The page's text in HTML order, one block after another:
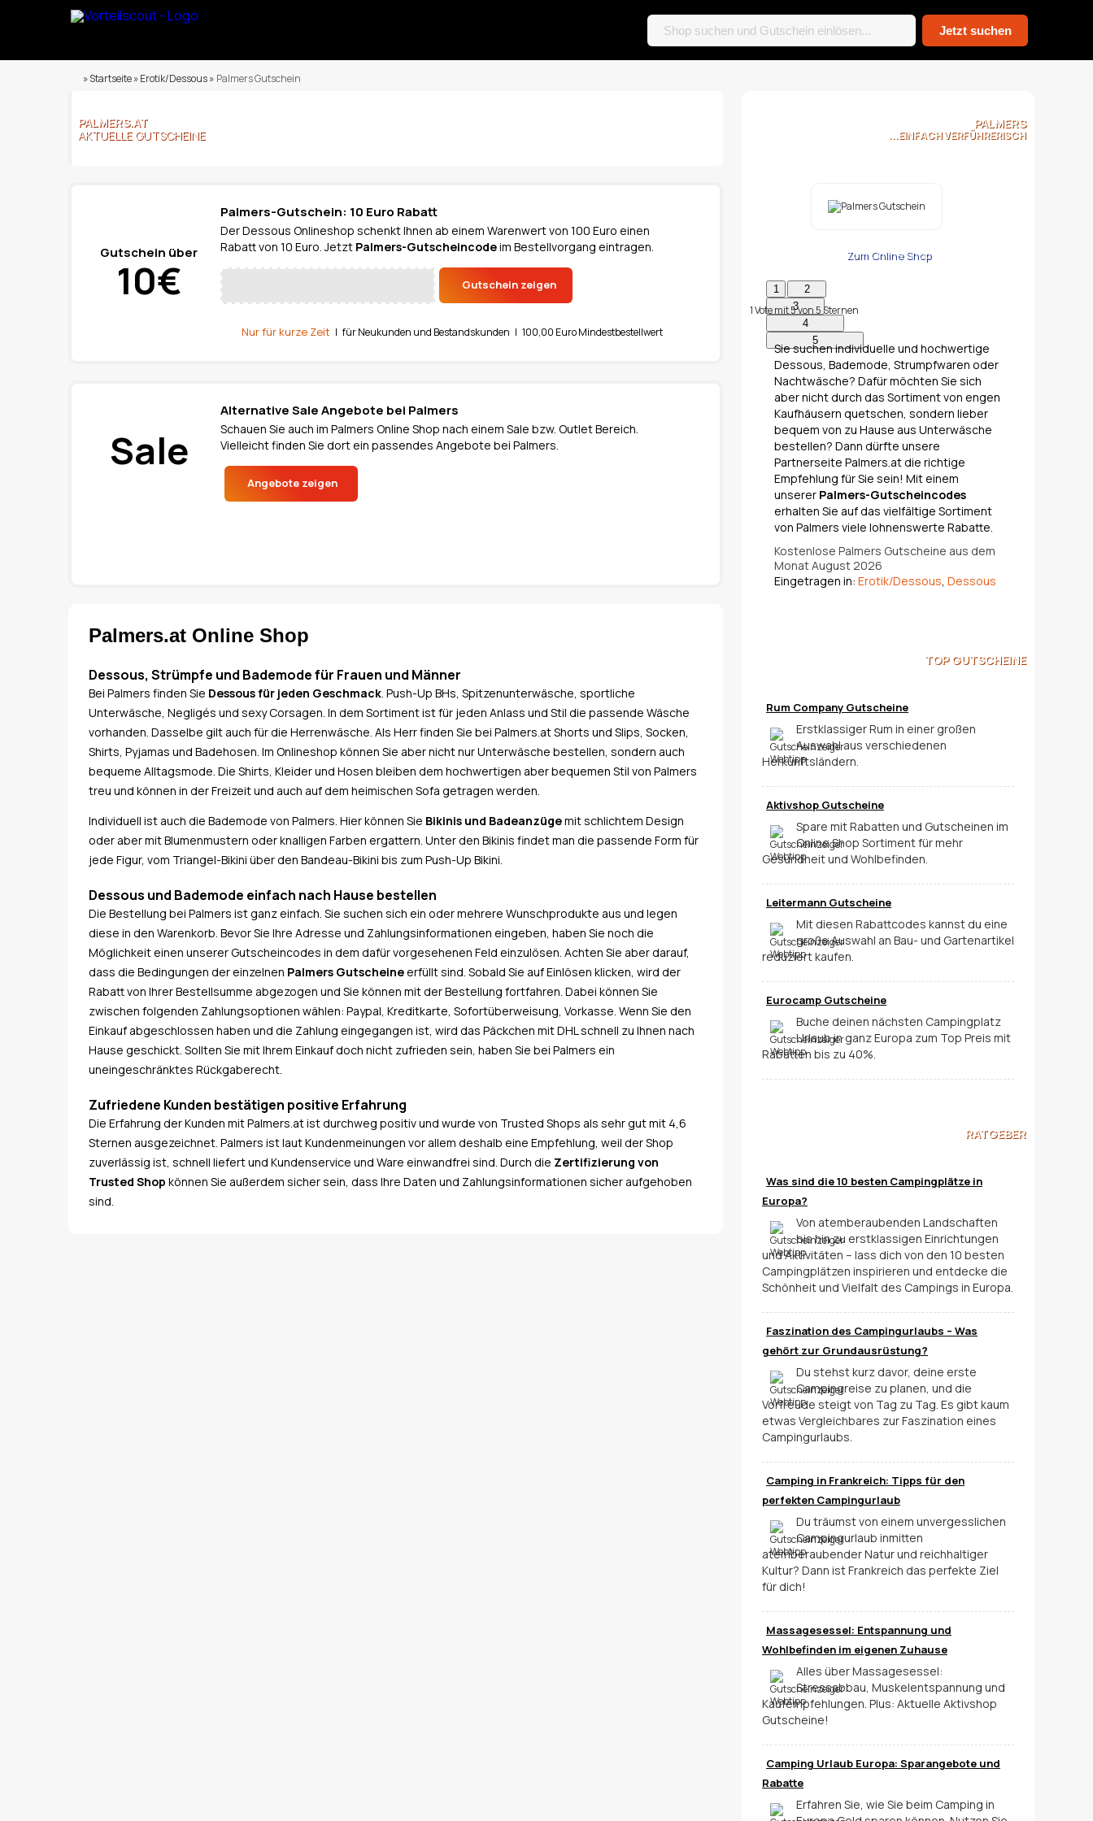
» Startseite » Erotik/Dessous » Palmers Gutschein
PALMERS.AT
AKTUELLE GUTSCHEINE
Gutschein über
10€
Palmers-Gutschein: 10 Euro Rabatt
Der Dessous Onlineshop schenkt Ihnen ab einem Warenwert von 100 Euro einen
Rabatt von 10 Euro. Jetzt Palmers-Gutscheincodeim Bestellvorgang eintragen.
Gutschein zeigen
Nur für kurze Zeit | für Neukunden und Bestandskunden | 100,00 Euro Mindestbestellwert
Sale
Alternative Sale Angebote bei Palmers
Schauen Sie auch im Palmers Online Shop nach einem Sale bzw. Outlet Bereich.
Vielleicht finden Sie dort ein passendes Angebote bei Palmers.
Angebote zeigen
Palmers.at Online Shop
Dessous, Strümpfe und Bademode für Frauen und Männer
Bei Palmers finden Sie Dessous für jeden Geschmack. Push-Up BHs, Spitzenunterwäsche, sportliche
Unterwäsche, Negligés und sexy Corsagen. In dem Sortiment ist für jeden Anlass und Stil die passende Wäsche
vorhanden. Dasselbe gilt auch für die Herrenwäsche. Als Herr finden Sie bei Palmers.at Shorts und Slips, Socken,
Shirts, Pyjamas und Badehosen. Im Onlineshop können Sie aber nicht nur Unterwäsche bestellen, sondern auch
bequeme Alltagsmode. Die Shirts, Kleider und Hosen bleiben dem hochwertigen aber bequemen Stil von Palmers
treu und können in der Freizeit und auch auf dem heimischen Sofa getragen werden.
Individuell ist auch die Bademode von Palmers. Hier können Sie Bikinis und Badeanzügemit schlichtem Design
oder aber mit Blumenmustern oder knalligen Farben ergattern. Unter den Bikinis findet man die passende Form für
jede Figur, vom Triangel-Bikini über den Bandeau-Bikini bis zum Push-Up Bikini.
Dessous und Bademode einfach nach Hause bestellen
Die Bestellung bei Palmers ist ganz einfach. Sie suchen sich ein oder mehrere Wunschprodukte aus und legen
diese in den Warenkorb. Bevor Sie Ihre Adresse und Zahlungsinformationen eingeben, haben Sie noch die
Möglichkeit einen unserer Gutscheincodes in dem dafür vorgesehenen Feld einzulösen. Achten Sie aber darauf,
dass die Bedingungen der einzelnen Palmers Gutscheineerfüllt sind. Sobald Sie auf Einlösen klicken, wird der
Rabatt von Ihrer Bestellsumme abgezogen und Sie können mit der Bestellung fortfahren. Dabei können Sie
zwischen folgenden Zahlungsoptionen wählen: Paypal, Kreditkarte, Sofortüberweisung, Vorkasse. Wenn Sie den
Einkauf abgeschlossen haben und die Zahlung eingegangen ist, wird das Päckchen mit DHL schnell zu Ihnen nach
Hause geschickt. Sollten Sie mit Ihrem Einkauf doch nicht zufrieden sein, haben Sie bei Palmers ein
uneingeschränktes Rückgaberecht.
Zufriedene Kunden bestätigen positive Erfahrung
Die Erfahrung der Kunden mit Palmers.at ist durchweg positiv und wurde von Trusted Shops als sehr gut mit 4,6
Sternen ausgezeichnet. Palmers ist laut Kundenmeinungen vor allem deshalb eine Empfehlung, weil der Shop
zuverlässig ist, schnell liefert und Kundenservice und Ware einwandfrei sind. Durch die Zertifizierung von
Trusted Shop können Sie außerdem sicher sein, dass Ihre Daten und Zahlungsinformationen sicher aufgehoben
sind.
PALMERS
...EINFACH VERFÜHRERISCH
Zum Online Shop
1Vote mit5von 5Sternen
Sie suchen individuelle und hochwertige
Dessous, Bademode, Strumpfwaren oder
Nachtwäsche? Dafür möchten Sie sich
aber nicht durch das Sortiment von engen
Kaufhäusern quetschen, sondern lieber
bequem von zu Hause aus Unterwäsche
bestellen? Dann dürfte unsere
Partnerseite Palmers.at die richtige
Empfehlung für Sie sein! Mit einem
unserer Palmers-Gutscheincodes
erhalten Sie auf das vielfältige Sortiment
von Palmers viele lohnenswerte Rabatte.
Kostenlose Palmers Gutscheine aus dem
Monat August 2026
Eingetragen in: Erotik/Dessous, Dessous
TOPGUTSCHEINE
Rum Company Gutscheine
Erstklassiger Rum in einer großen
Auswahl aus verschiedenen
Herkunftsländern.
Aktivshop Gutscheine
Spare mit Rabatten und Gutscheinen im
Online Shop Sortiment für mehr
Gesundheit und Wohlbefinden.
Leitermann Gutscheine
Mit diesen Rabattcodes kannst du eine
große Auswahl an Bau- und Gartenartikel
reduziert kaufen.
Eurocamp Gutscheine
Buche deinen nächsten Campingplatz
Urlaub in ganz Europa zum Top Preis mit
Rabatten bis zu 40%.
RATGEBER
Was sind die 10 besten Campingplätze in
Europa?
Von atemberaubenden Landschaften
bis hin zu erstklassigen Einrichtungen
und Aktivitäten – lass dich von den 10 besten
Campingplätzen inspirieren und entdecke die
Schönheit und Vielfalt des Campings in Europa.
Faszination des Campingurlaubs – Was
gehört zur Grundausrüstung?
Du stehst kurz davor, deine erste
Campingreise zu planen, und die
Vorfreude steigt von Tag zu Tag. Es gibt kaum
etwas Vergleichbares zur Faszination eines
Campingurlaubs.
Camping in Frankreich: Tipps für den
perfekten Campingurlaub
Du träumst von einem unvergesslichen
Campingurlaub inmitten
atemberaubender Natur und reichhaltiger
Kultur? Dann ist Frankreich das perfekte Ziel
für dich!
Massagesessel: Entspannung und
Wohlbefinden im eigenen Zuhause
Alles über Massagesessel:
Stressabbau, Muskelentspannung und
Kaufempfehlungen. Plus: Aktuelle Aktivshop
Gutscheine!
Camping Urlaub Europa: Sparangebote und
Rabatte
Erfahren Sie, wie Sie beim Camping in